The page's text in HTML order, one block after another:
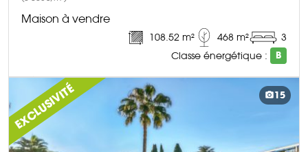
Maison à vendre
108.52 m² 468 m²
3
Classe énergétique :
B
DÉCOUVRIR CE BIEN
EXCLUSIVITÉ 15